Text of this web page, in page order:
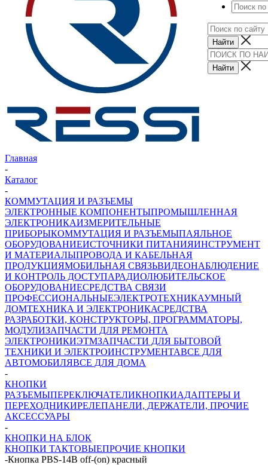
Главная
-
Каталог
-
КОММУТАЦИЯ И РАЗЪЕМЫ
ЭЛЕКТРОННЫЕ КОМПОНЕНТЫПРОМЫШЛЕННАЯ
ЭЛЕКТРОНИКАИЗМЕРИТЕЛЬНЫЕ
ПРИБОРЫКОММУТАЦИЯ И РАЗЪЕМЫПАЯЛЬНОЕ
ОБОРУДОВАНИЕИСТОЧНИКИ ПИТАНИЯИНСТРУМЕНТ
И МАТЕРИАЛЫПРОВОДА И КАБЕЛЬНАЯ
ПРОДУКЦИЯМОБИЛЬНАЯ СВЯЗЬВИДЕОНАБЛЮДЕНИЕ
И КОНТРОЛЬ ДОСТУПАРАДИОЛЮБИТЕЛЬСКОЕ
ОБОРУДОВАНИЕСРЕДСТВА СВЯЗИ
ПРОФЕССИОНАЛЬНЫЕЭЛЕКТРОТЕХНИКАУМНЫЙ
ДОМТЕХНИКА И ЭЛЕКТРОНИКАСРЕДСТВА
РАЗРАБОТКИ, КОНСТРУКТОРЫ, ПРОГРАММАТОРЫ,
МОДУЛИЗАПЧАСТИ ДЛЯ РЕМОНТА
ЭЛЕКТРОНИКИЭТМЗАПЧАСТИ ДЛЯ БЫТОВОЙ
ТЕХНИКИ И ЭЛЕКТРОИНСТРУМЕНТАВСЕ ДЛЯ
АВТОМОБИЛЯВСЕ ДЛЯ ДОМА
-
КНОПКИ
РАЗЪЕМЫПЕРЕКЛЮЧАТЕЛИКНОПКИАДАПТЕРЫ И
ПЕРЕХОДНИКИРЕЛЕПАНЕЛИ, ДЕРЖАТЕЛИ, ПРОЧИЕ
АКСЕССУАРЫ
-
КНОПКИ НА БЛОК
КНОПКИ ТАКТОВЫЕПРОЧИЕ КНОПКИ
-Кнопка PBS-14B off-(on) красный